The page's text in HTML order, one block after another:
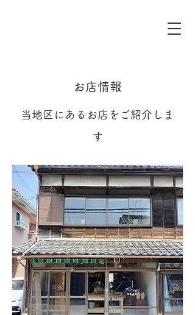
お店情報
​当地区にあるお店をご紹介しま
す